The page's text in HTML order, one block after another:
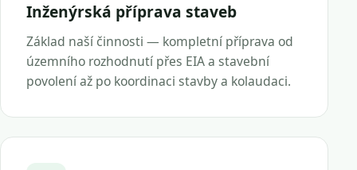
Inženýrská příprava staveb
Základ naší činnosti — kompletní příprava od
územního rozhodnutí přes EIA a stavební
povolení až po koordinaci stavby a kolaudaci.